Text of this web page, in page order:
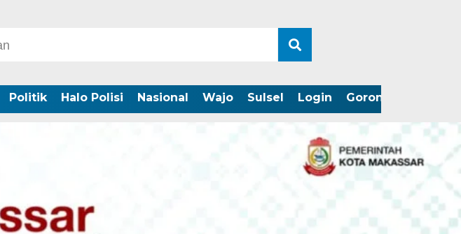
Politik Halo Polisi Nasional Wajo Sulsel Login Gorontalo